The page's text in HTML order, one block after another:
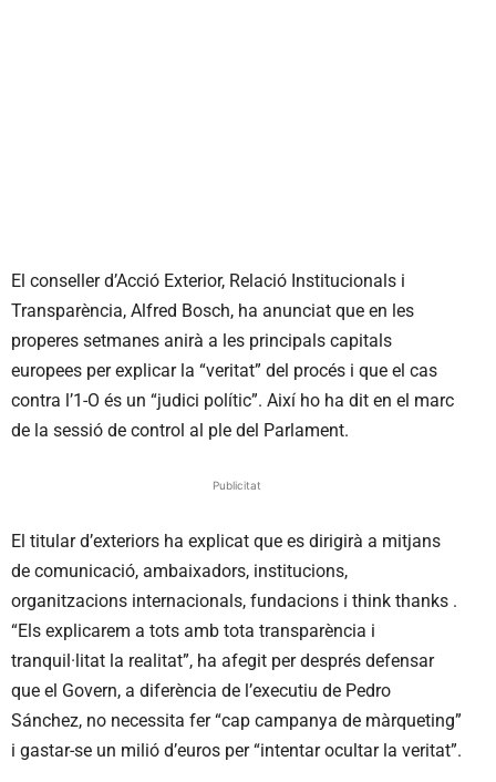
El conseller d’Acció Exterior, Relació Institucionals i
Transparència, Alfred Bosch, ha anunciat que en les
properes setmanes anirà a les principals capitals
europees per explicar la “veritat” del procés i que el cas
contra l’1-O és un “judici polític”. Així ho ha dit en el marc
de la sessió de control al ple del Parlament.
Publicitat
El titular d’exteriors ha explicat que es dirigirà a mitjans
de comunicació, ambaixadors, institucions,
organitzacions internacionals, fundacions i think thanks .
“Els explicarem a tots amb tota transparència i
tranquil·litat la realitat”, ha afegit per després defensar
que el Govern, a diferència de l’executiu de Pedro
Sánchez, no necessita fer “cap campanya de màrqueting”
i gastar-se un milió d’euros per “intentar ocultar la veritat”.